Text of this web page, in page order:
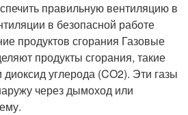
правильную вентиляцию в
в безопасной работе
продуктов сгорания Газовые
продукты сгорания, такие
диоксид углерода (CO2). Эти газы
через дымоход или